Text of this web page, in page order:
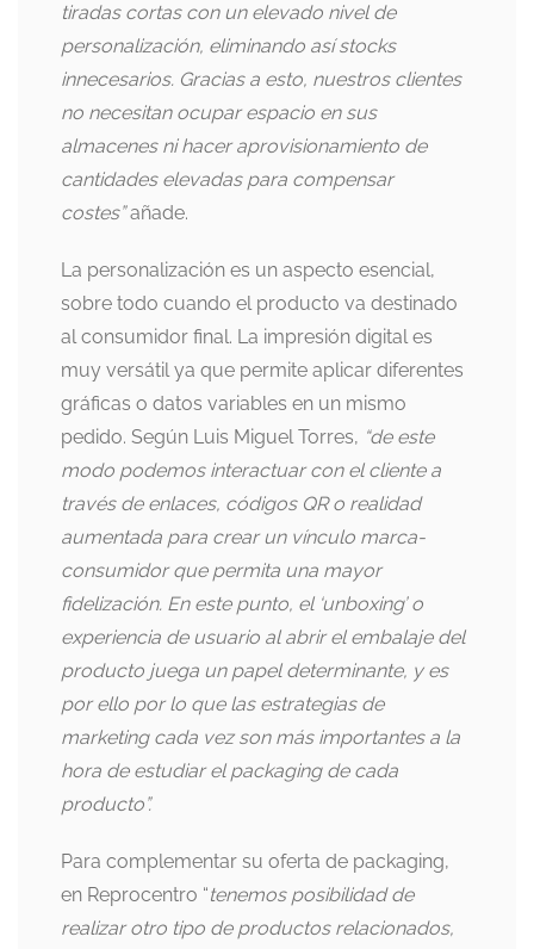
tiradas cortas con un elevado nivel de
personalización, eliminando así stocks
innecesarios. Gracias a esto, nuestros clientes
no necesitan ocupar espacio en sus
almacenes ni hacer aprovisionamiento de
cantidades elevadas para compensar
costes”añade.
La personalización es un aspecto esencial,
sobre todo cuando el producto va destinado
al consumidor final. La impresión digital es
muy versátil ya que permite aplicar diferentes
gráficas o datos variables en un mismo
pedido. Según Luis Miguel Torres, “de este
modo podemos interactuar con el cliente a
través de enlaces, códigos QR o realidad
aumentada para crear un vínculo marca-
consumidor que permita una mayor
fidelización. En este punto, el ‘unboxing’ o
experiencia de usuario al abrir el embalaje del
producto juega un papel determinante, y es
por ello por lo que las estrategias de
marketing cada vez son más importantes a la
hora de estudiar el packaging de cada
producto”.
Para complementar su oferta de packaging,
en Reprocentro “tenemos posibilidad de
realizar otro tipo de productos relacionados,